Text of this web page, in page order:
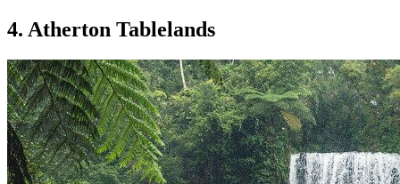
4. Atherton Tablelands